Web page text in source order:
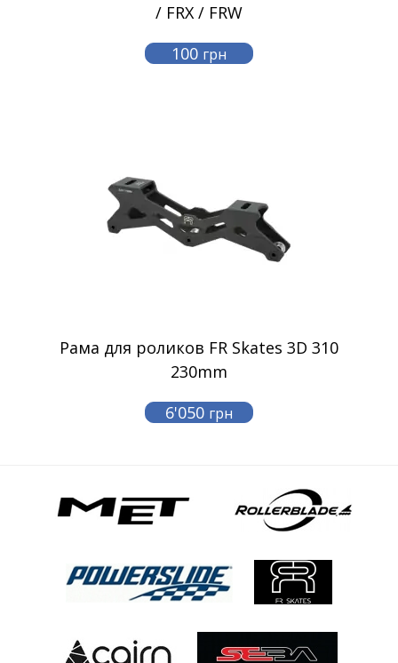
/ FRX / FRW
100 грн
Рама для роликов FR Skates 3D 310
230mm
6'050 грн